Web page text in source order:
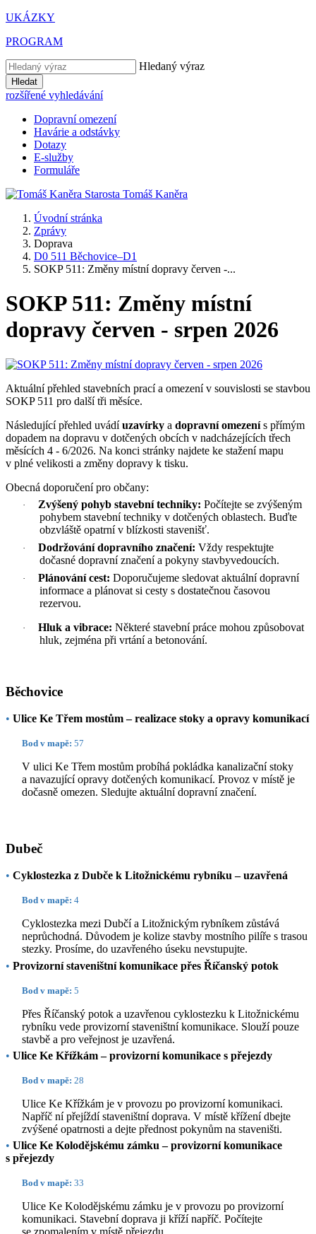
UKÁZKY
PROGRAM
Hledaný výraz
Hledat
rozšířené vyhledávání
Dopravní omezení
Havárie a odstávky
Dotazy
E-služby
Formuláře
Starosta Tomáš Kaněra
Úvodní stránka
Zprávy
Doprava
D0 511 Běchovice–D1
SOKP 511: Změny místní dopravy červen -...
SOKP 511: Změny místní
dopravy červen - srpen 2026
Aktuální přehled stavebních prací a omezení v souvislosti se stavbou
SOKP 511 pro další tři měsíce.
Následující přehled uvádíuzavírky a dopravní omezenís přímým
dopadem na dopravu v dotčených obcích v nadcházejících třech
měsících 4 - 6/2026. Na konci stránky najdete ke stažení mapu
v plné velikosti a změny dopravy k tisku.
Obecná doporučení pro občany:
· Zvýšený pohyb stavební techniky: Počítejte se zvýšeným
pohybem stavební techniky v dotčených oblastech. Buďte
obzvláště opatrní v blízkosti stavenišť.
· Dodržování dopravního značení: Vždy respektujte
dočasné dopravní značení a pokyny stavbyvedoucích.
· Plánování cest: Doporučujeme sledovat aktuální dopravní
informace a plánovat si cesty s dostatečnou časovou
rezervou.
· Hluk a vibrace: Některé stavební práce mohou způsobovat
hluk, zejména při vrtání a betonování.
Běchovice
• Ulice Ke Třem mostům – realizace stoky a opravy komunikací
Bod v mapě: 57
V ulici Ke Třem mostům probíhá pokládka kanalizační stoky
a navazující opravy dotčených komunikací. Provoz v místě je
dočasně omezen. Sledujte aktuální dopravní značení.
Dubeč
• Cyklostezka z Dubče k Litožnickému rybníku – uzavřená
Bod v mapě: 4
Cyklostezka mezi Dubčí a Litožnickým rybníkem zůstává
neprůchodná. Důvodem je kolize stavby mostního pilíře s trasou
stezky. Prosíme, do uzavřeného úseku nevstupujte.
• Provizorní staveništní komunikace přes Říčanský potok
Bod v mapě: 5
Přes Říčanský potok a uzavřenou cyklostezku k Litožnickému
rybníku vede provizorní staveništní komunikace. Slouží pouze
stavbě a pro veřejnost je uzavřená.
• Ulice Ke Křížkám – provizorní komunikace s přejezdy
Bod v mapě: 28
Ulice Ke Křížkám je v provozu po provizorní komunikaci.
Napříč ní přejíždí staveništní doprava. V místě křížení dbejte
zvýšené opatrnosti a dejte přednost pokynům na staveništi.
• Ulice Ke Kolodějskému zámku – provizorní komunikace
s přejezdy
Bod v mapě: 33
Ulice Ke Kolodějskému zámku je v provozu po provizorní
komunikaci. Stavební doprava ji kříží napříč. Počítejte